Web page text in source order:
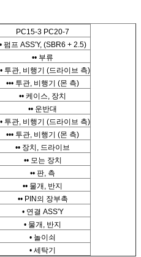
PC15-3 PC20-7
• 펌프 ASS'Y, (SBR6 + 2.5)
•• 부류
투관, 비행기 (드라이브 측)
••• 투관, 비행기 (몬 측)
•• 케이스, 장치
•• 운반대
투관, 비행기 (드라이브 측)
••• 투관, 비행기 (몬 측)
•• 장치, 드라이브
•• 모는 장치
•• 판, 측
•• 물개, 반지
•• PIN의 장부촉
• 연결 ASS'Y
• 물개, 반지
• 놀이쇠
• 세탁기